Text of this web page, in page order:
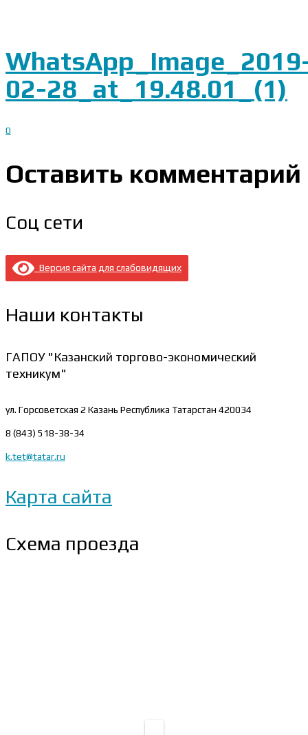
02-28_at_19.48.01_(1)
0
Оставить комментарий
Соц сети
Версия сайта для слабовидящих
Наши контакты
ГАПОУ "Казанский торгово-экономический
техникум"
ул. Горсоветская 2 Казань Республика Татарстан 420034
8 (843) 518-38-34
k.tet@tatar.ru
Карта сайта
Схема проезда